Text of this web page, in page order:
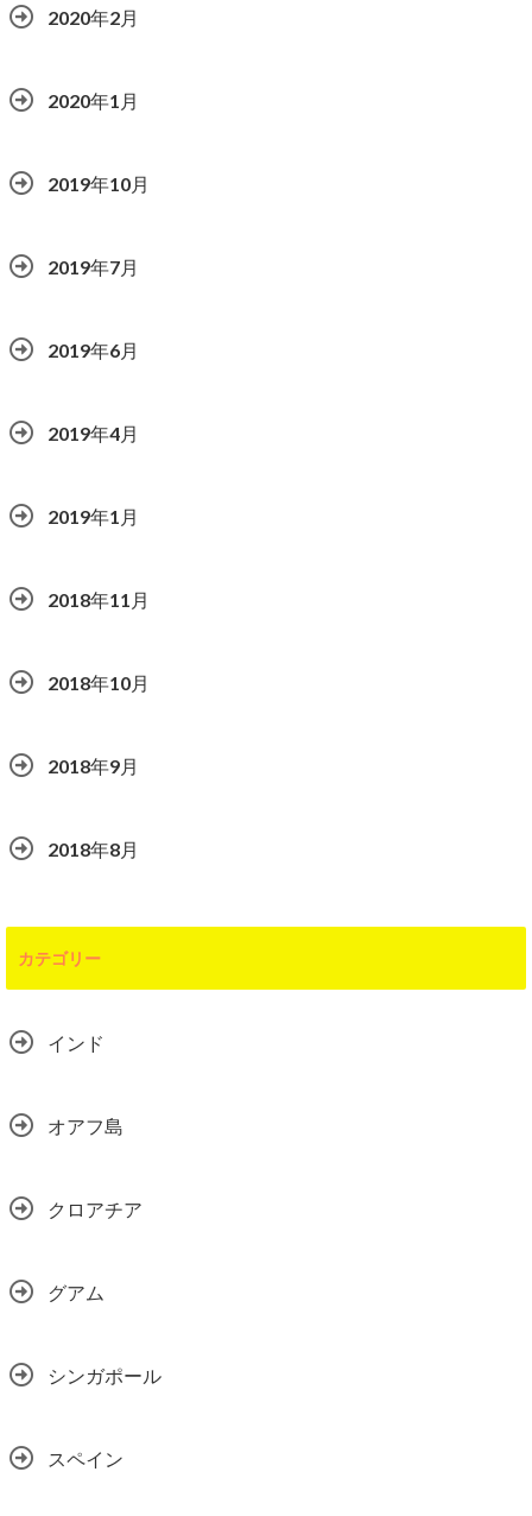
2020年2月
2020年1月
2019年10月
2019年7月
2019年6月
2019年4月
2019年1月
2018年11月
2018年10月
2018年9月
2018年8月
カテゴリー
インド
オアフ島
クロアチア
グアム
シンガポール
スペイン